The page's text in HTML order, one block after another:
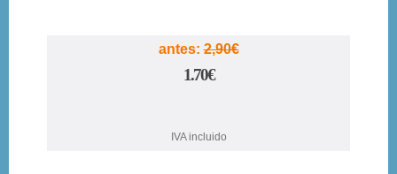
antes:2,90€
1.70€
IVA incluido